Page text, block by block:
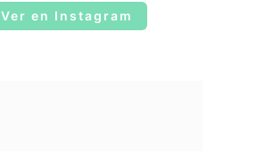
Ver en Instagram